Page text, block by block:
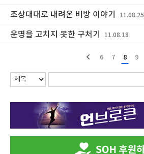
조상대대로 내려온 비방 이야기 11.08.25
운명을 고치지 못한 구처기 11.08.18
6 7 8 9